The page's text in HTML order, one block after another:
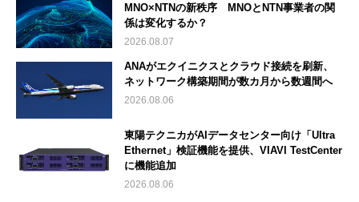
MNO×NTNの新秩序 MNOとNTN事業者の関
係は変化するか？
2026.08.07
ANAがエクイニクスとクラウド接続を刷新、
ネットワーク構築期間が数カ月から数週間へ
2026.08.06
東陽テクニカがAIデータセンター向け「Ultra
Ethernet」検証機能を提供、VIAVI TestCenter
に機能追加
2026.08.06